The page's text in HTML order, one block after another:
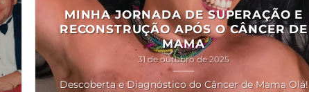
MINHA JORNADA DE SUPERAÇÃO E
RECONSTRUÇÃO APÓS O CÂNCER DE
MAMA
31 de outubro de 2025
Descoberta e Diagnóstico do Câncer de Mama Olá!